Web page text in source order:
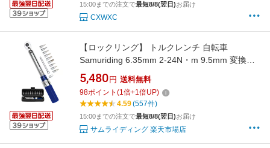
15:00までの注文で最短8/8(翌日)お届け
CXWXC
【ロックリング】 トルクレンチ 自転車
Samuriding 6.35mm 2-24N・m 9.5mm 変換ア
ダプタ付き SIG-T103 トルクレンチ ロードバイ
ク 自転車 トルクレンチ 自転車用 トルクレンチ
ロードバイク トルクレンチ 6.35 1/4" 3/8" ロー
ドバイク用トルクレンチ
5,480 円 送料無料
98ポイント (1倍+1倍UP)
4.59(557件)
15:00までの注文で最短8/8(翌日)お届け
サムライディング 楽天市場店